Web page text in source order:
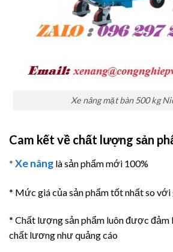
Xe nâng mặt bàn 500 kg
Cam kết về chất lượng sản
* Xe nâng là sản phẩm mới 100%
* Mức giá của sản phẩm tốt nhất so
* Chất lượng sản phẩm luôn được
chất lương như quảng cáo